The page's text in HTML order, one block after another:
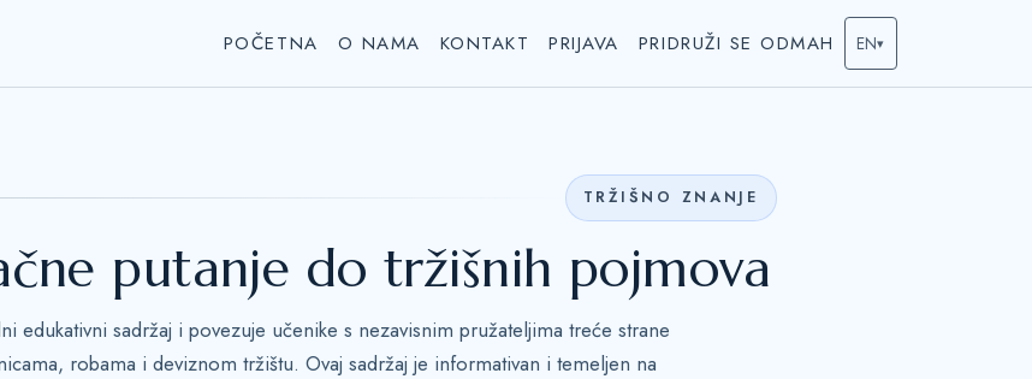
POČETNA O NAMA KONTAKT PRIJAVA PRIDRUŽI SE ODMAH EN▾
TRŽIŠNO ZNANJE
putanje do tržišnih pojmova
edukativni sadržaj i povezuje učenike s nezavisnim pružateljima treće strane
robama i deviznom tržištu. Ovaj sadržaj je informativan i temeljen na